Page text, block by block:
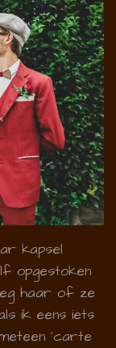
kapsel
opgestoken
haar of ze
ik eens iets
'carte